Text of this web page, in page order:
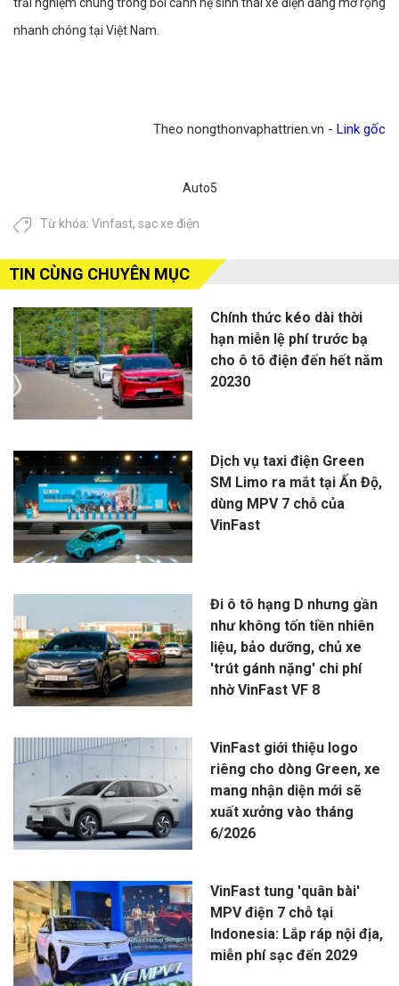
nhanh chóng tại Việt Nam.
Theo nongthonvaphattrien.vn - Link gốc
Auto5
Từ khóa: Vinfast, sạc xe điện
TIN CÙNG CHUYÊN MỤC
Chính thức kéo dài thời
hạn miễn lệ phí trước bạ
cho ô tô điện đến hết năm
20230
Dịch vụ taxi điện Green
SM Limo ra mắt tại Ấn Độ,
dùng MPV 7 chỗ của
VinFast
Đi ô tô hạng D nhưng gần
như không tốn tiền nhiên
liệu, bảo dưỡng, chủ xe
'trút gánh nặng' chi phí
nhờ VinFast VF 8
VinFast giới thiệu logo
riêng cho dòng Green, xe
mang nhận diện mới sẽ
xuất xưởng vào tháng
6/2026
VinFast tung 'quân bài'
MPV điện 7 chỗ tại
Indonesia: Lắp ráp nội địa,
miễn phí sạc đến 2029